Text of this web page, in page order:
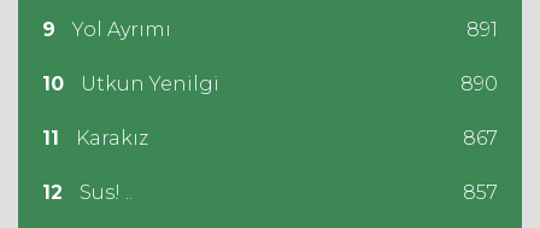
9 Yol Ayrımı 891
10 Utkun Yenilgi 890
11 Karakız 867
12 Sus! .. 857